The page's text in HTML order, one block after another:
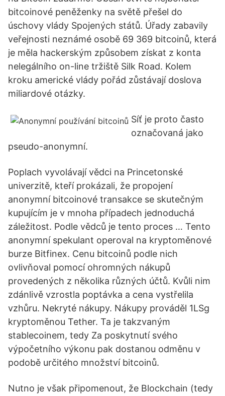
bitcoinové peněženky na světě přešel do
úschovy vlády Spojených států. Úřady zabavily
veřejnosti neznámé osobě 69 369 bitcoinů, která
je měla hackerským způsobem získat z konta
nelegálního on-line tržiště Silk Road. Kolem
kroku americké vlády pořád zůstávají doslova
miliardové otázky.
Síť je proto často
označovaná jako
pseudo-anonymní.
Poplach vyvolávají vědci na Princetonské
univerzitě, kteří prokázali, že propojení
anonymní bitcoinové transakce se skutečným
kupujícím je v mnoha případech jednoduchá
záležitost. Podle vědců je tento proces … Tento
anonymní spekulant operoval na kryptoměnové
burze Bitfinex. Cenu bitcoinů podle nich
ovlivňoval pomocí ohromných nákupů
provedených z několika různých účtů. Kvůli nim
zdánlivě vzrostla poptávka a cena vystřelila
vzhůru. Nekryté nákupy. Nákupy prováděl 1LSg
kryptoměnou Tether. Ta je takzvaným
stablecoinem, tedy Za poskytnutí svého
výpočetního výkonu pak dostanou odměnu v
podobě určitého množství bitcoinů.
Nutno je však připomenout, že Blockchain (tedy